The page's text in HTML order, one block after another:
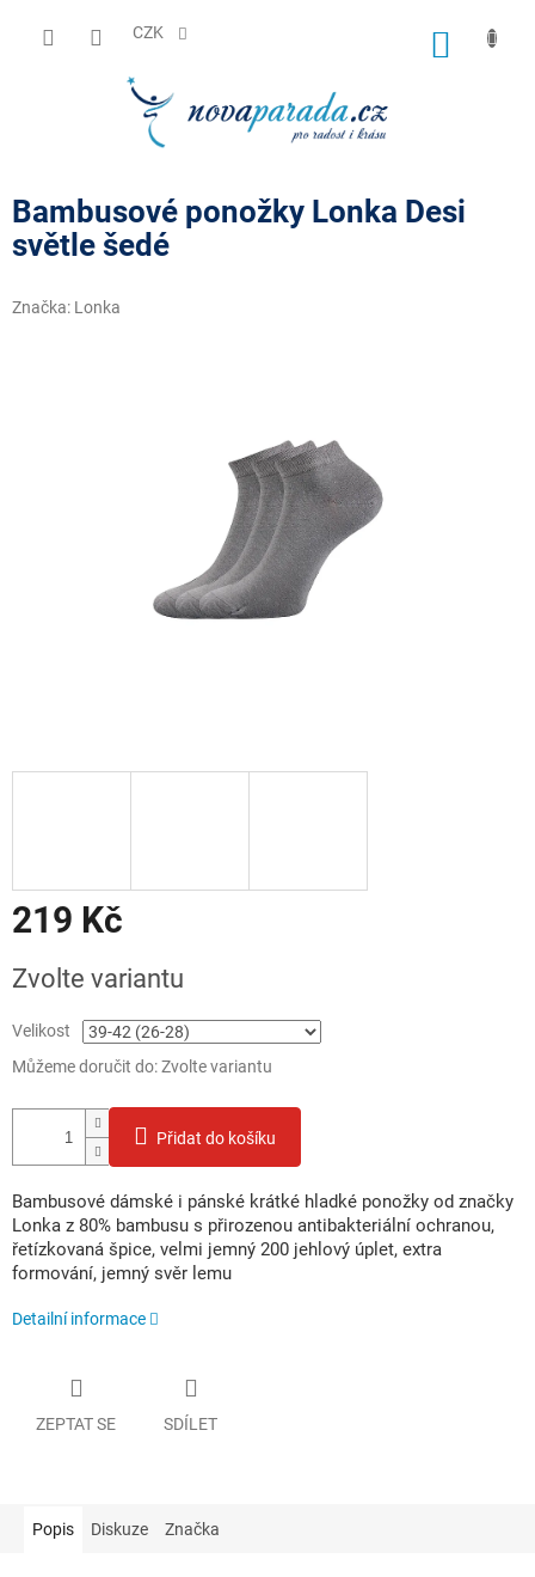
CZK
Bambusové ponožky Lonka Desi
světle šedé
Značka: Lonka
219 Kč
cena:
Zvolte variantu
Velikost
Můžeme doručit do:Zvolte variantu
Přidat do košíku
Bambusové dámské i pánské krátké hladké ponožky od značky
Lonka z 80% bambusu s přirozenou antibakteriální ochranou,
řetízkovaná špice, velmi jemný 200 jehlový úplet, extra
formování, jemný svěr lemu
Detailní informace
ZEPTAT SE SDÍLET
Popis Diskuze Značka